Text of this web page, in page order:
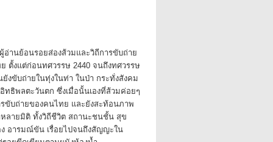
อ่านย้อนรอยส่องส้วมและวิถีการขับถ่าย
ตั้งแต่ก่อนทศวรรษ 2440 จนถึงทศวรรษ
งขับถ่ายในทุ่งในท่า ในป่า กระทั่งสังคม
ทธิพลตะวันตก ซึ่งเมื่อนั้นเองที่ส้วมค่อยๆ
รขับถ่ายของคนไทย และยังสะท้อนภาพ
ลายมิติ ทั้งวิถีชีวิต สถานะชนชั้น สุข
อารมณ์ขัน เรื่อยไปจนถึงสัญญะใน